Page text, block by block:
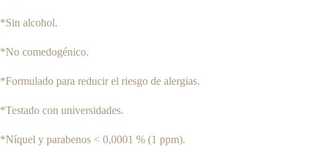
*Sin alcohol.
*No comedogénico.
*Formulado para reducir el riesgo de alergias.
*Testado con universidades.
*Níquel y parabenos < 0,0001 % (1 ppm).